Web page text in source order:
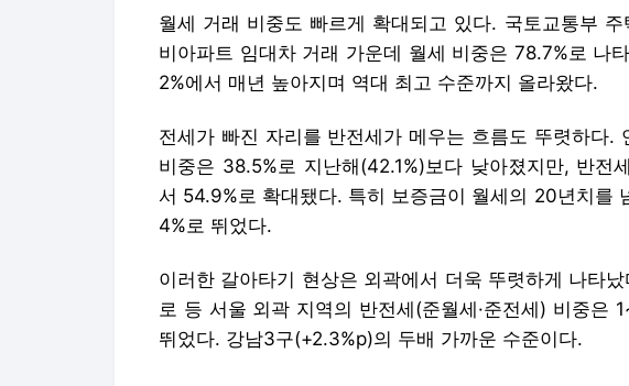
월세 거래 비중도 빠르게 확대되고 있다. 국토교통부
비아파트 임대차 거래 가운데 월세 비중은 78.7%로 나
2%에서 매년 높아지며 역대 최고 수준까지 올라왔다.
전세가 빠진 자리를 반전세가 메우는 흐름도 뚜렷하다.
비중은 38.5%로 지난해(42.1%)보다 낮아졌지만, 반전
서 54.9%로 확대됐다. 특히 보증금이 월세의 20년치를
4%로 뛰었다.
이러한 갈아타기 현상은 외곽에서 더욱 뚜렷하게 나타났
로 등 서울 외곽 지역의 반전세(준월세·준전세) 비중은
뛰었다. 강남3구(+2.3%p)의 두배 가까운 수준이다.